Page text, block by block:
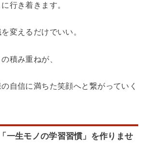
行き着きます。
変えるだけでいい。
積み重ねが、
自信に満ちた笑顔へと繋がっていく
一生モノの学習習慣」を作りませ